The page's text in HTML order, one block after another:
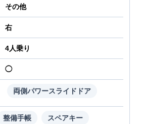
その他
右
4人乗り
◯
両側パワースライドドア
整備手帳 スペアキー